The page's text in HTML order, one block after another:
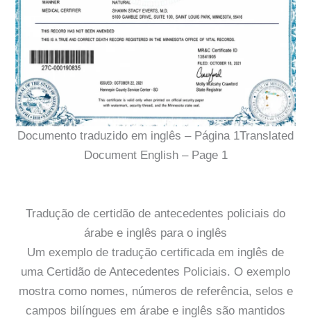
Documento traduzido em inglês – Página 1Translated
Document English – Page 1
Tradução de certidão de antecedentes policiais do
árabe e inglês para o inglês
Um exemplo de tradução certificada em inglês de
uma Certidão de Antecedentes Policiais. O exemplo
mostra como nomes, números de referência, selos e
campos bilíngues em árabe e inglês são mantidos